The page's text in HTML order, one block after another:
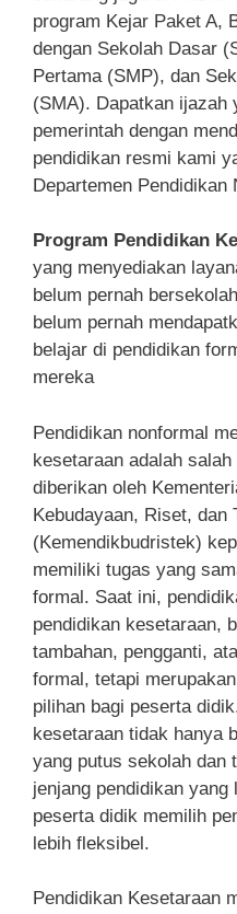
program Kejar Paket A,
dengan Sekolah Dasar
Pertama (SMP), dan
(SMA). Dapatkan ijazah
pemerintah dengan
pendidikan resmi kami
Departemen Pendidikan
Program Pendidikan
yang menyediakan
belum pernah
belum pernah
belajar di pendidikan
mereka
Pendidikan nonformal
kesetaraan adalah
diberikan oleh
Kebudayaan, Riset, dan
(Kemendikbudristek)
memiliki tugas yang
formal. Saat ini,
pendidikan kesetaraan,
tambahan, pengganti,
formal, tetapi
pilihan bagi peserta
kesetaraan tidak hanya
yang putus sekolah dan
jenjang pendidikan yang
peserta didik memilih
lebih fleksibel.
Pendidikan Kesetaraan